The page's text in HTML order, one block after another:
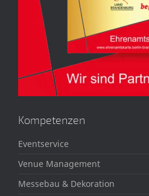
Kompetenzen
Eventservice
Venue Management
Messebau & Dekoration